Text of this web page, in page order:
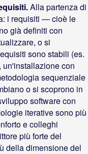
Alla partenza di
i requisiti — cioè le
già definiti con
o si
sono stabili (es.
un'installazione con
sequenziale
o si scoprono in
software con
iterative sono più
e colleghi
più forte del
della dimensione del